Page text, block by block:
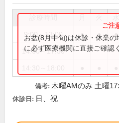
9:00～13:00 ● ● ●
14:30～17:30
お盆(8月中旬)は休診・休業
に必ず医療機関に直接ご確認
備考: 木曜AMのみ 土曜
休診日: 日、祝